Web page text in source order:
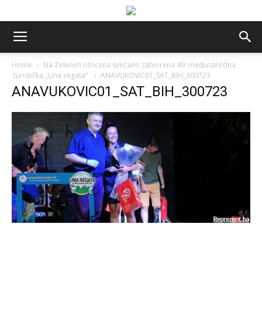
Home
Na Zelenim otocima svečano zatvorena 49. međunarodna
turistička „Una-regata“
ANAVUKOVIC01_SAT_BIH_300723
ANAVUKOVIC01_SAT_BIH_300723